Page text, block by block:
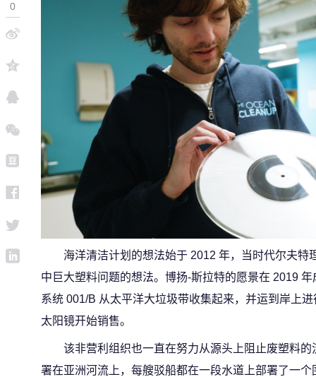
海洋清洁计划的想法始于 2012 年，当时代尔夫
中巨大塑料问题的想法。博扬-斯拉特的愿景在 2019
系统 001/B 从太平洋大垃圾带收集起来，并运到岸上
太阳镜开始销售。
该非营利组织也一直在努力从源头上阻止废塑料
署在亚洲河流上，每艘驳船都在一段水道上部署了一
0